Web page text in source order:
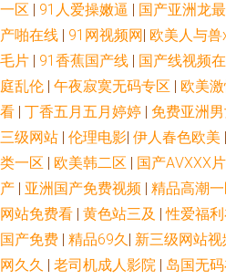
一区 | 91人爱操嫩逼 | 国产亚洲龙
产啪在线 | 91网视频网| 欧美人与兽
毛片 | 91香蕉国产线 | 国产线视频
庭乱伦 | 午夜寂寞无码专区 | 欧美
看 | 丁香五月五月婷婷 | 免费亚洲
三级网站 | 伦理电影| 伊人春色欧美 |
类一区 | 欧美韩二区 | 国产AⅤXXX片
产 | 亚洲国产免费视频 | 精品高潮
网站免费看 | 黄色站三及 |性爱福
国产免费 | 精品69久| 新三级网站视
网久久 | 老司机成人影院 | 岛国无